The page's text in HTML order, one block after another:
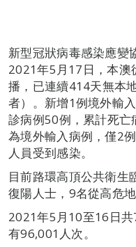
新型冠狀病毒感染應變
2021年5月17日，本澳
播，已連續414天無本
者）。新增1例境外輸
診病例50例，累計死
為境外輸入病例，僅2
人員受到感染。
目前路環高頂公共衛生
復陽人士，9名從高危
2021年5月10至16日
有96,001人次。